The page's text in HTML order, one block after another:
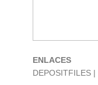
ENLACES
DEPOSITFILES |